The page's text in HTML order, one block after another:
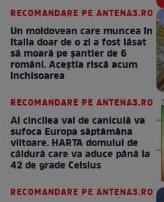
RECOMANDARE PE ANTENA3.RO
Un moldovean care muncea în
Italia doar de o zi a fost lăsat
să moară pe şantier de 6
români. Aceștia riscă acum
închisoarea
RECOMANDARE PE ANTENA3.RO
Al cincilea val de caniculă va
sufoca Europa săptămâna
viitoare. HARTA domului de
căldură care va aduce până la
42 de grade Celsius
RECOMANDARE PE ANTENA3.RO